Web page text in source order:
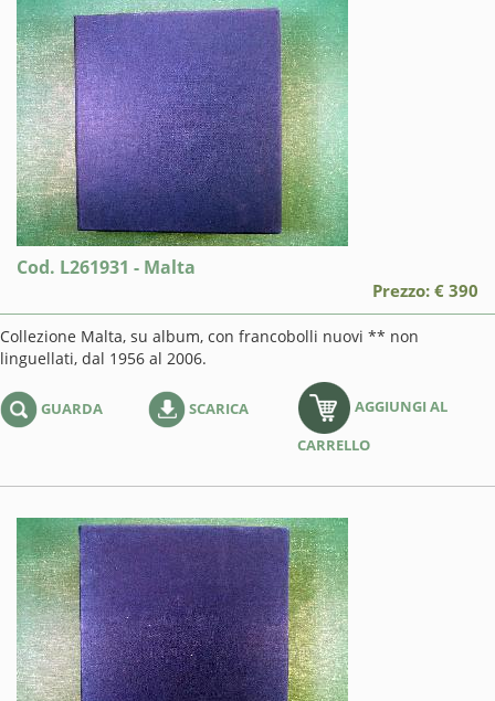
Cod. L261931 - Malta
Prezzo: € 390
Collezione Malta, su album, con francobolli nuovi ** non
linguellati, dal 1956 al 2006.
GUARDA SCARICA
AGGIUNGI AL
CARRELLO